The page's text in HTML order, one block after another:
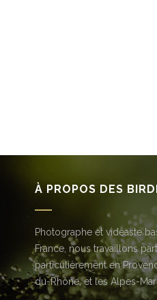
À PROPOS DES
Photographe et vidéaste
France, nous travaillons
particulièrement en
du-Rhône, et les Alpes-